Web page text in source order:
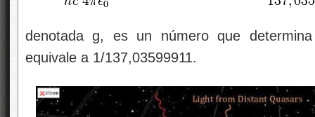
denotada g, es un número que
equivale a 1/137,03599911.